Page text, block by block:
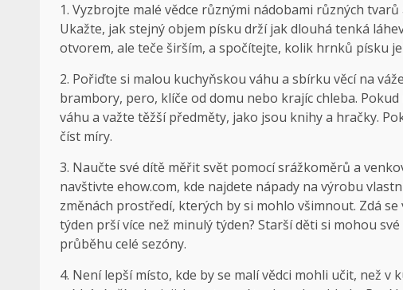
1. Vyzbrojte malé vědce různými nádobami různých
Ukažte, jak stejný objem písku drží jak dlouhá tenká
otvorem, ale teče širším, a spočítejte, kolik hrnků písku
2. Pořiďte si malou kuchyňskou váhu a sbírku věcí na
brambory, pero, klíče od domu nebo krajíc chleba.
váhu a važte těžší předměty, jako jsou knihy a hračky.
číst míry.
3. Naučte své dítě měřit svět pomocí srážkoměrů a
navštivte ehow.com, kde najdete nápady na výrobu
změnách prostředí, kterých by si mohlo všimnout. Zdá
týden prší více než minulý týden? Starší děti si mohou
průběhu celé sezóny.
4. Není lepší místo, kde by se malí vědci mohli učit, než